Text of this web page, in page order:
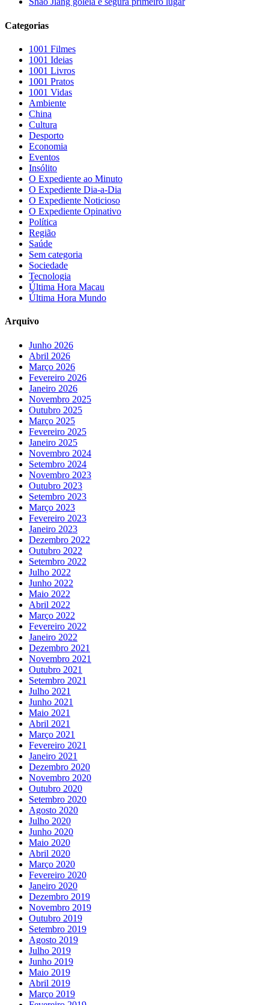
Categorias
1001 Filmes
1001 Ideias
1001 Livros
1001 Pratos
1001 Vidas
Ambiente
China
Cultura
Desporto
Economia
Eventos
Insólito
O Expediente ao Minuto
O Expediente Dia-a-Dia
O Expediente Noticioso
O Expediente Opinativo
Política
Região
Saúde
Sem categoria
Sociedade
Tecnologia
Última Hora Macau
Última Hora Mundo
Arquivo
Junho 2026
Abril 2026
Março 2026
Fevereiro 2026
Janeiro 2026
Novembro 2025
Outubro 2025
Março 2025
Fevereiro 2025
Janeiro 2025
Novembro 2024
Setembro 2024
Novembro 2023
Outubro 2023
Setembro 2023
Março 2023
Fevereiro 2023
Janeiro 2023
Dezembro 2022
Outubro 2022
Setembro 2022
Julho 2022
Junho 2022
Maio 2022
Abril 2022
Março 2022
Fevereiro 2022
Janeiro 2022
Dezembro 2021
Novembro 2021
Outubro 2021
Setembro 2021
Julho 2021
Junho 2021
Maio 2021
Abril 2021
Março 2021
Fevereiro 2021
Janeiro 2021
Dezembro 2020
Novembro 2020
Outubro 2020
Setembro 2020
Agosto 2020
Julho 2020
Junho 2020
Maio 2020
Abril 2020
Março 2020
Fevereiro 2020
Janeiro 2020
Dezembro 2019
Novembro 2019
Outubro 2019
Setembro 2019
Agosto 2019
Julho 2019
Junho 2019
Maio 2019
Abril 2019
Março 2019